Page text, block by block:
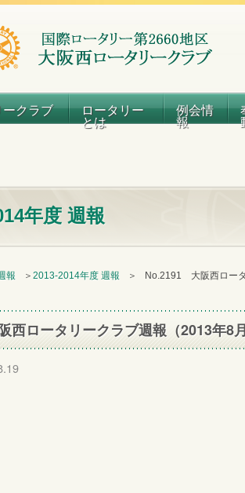
クラブ ロータリー
とは
例会情
報
年度 週報
報 ＞ 2013-2014年度 週報 ＞ No.2191 大阪西ロー
ロータリークラブ週報（2013年8